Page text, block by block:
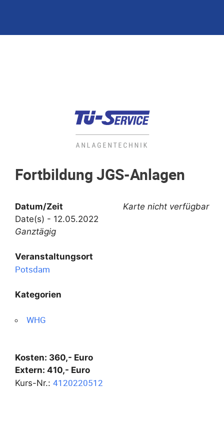
Fortbildung JGS-Anlagen
Karte nicht verfügbar
Datum/Zeit
Date(s) - 12.05.2022
Ganztägig
Veranstaltungsort
Potsdam
Kategorien
WHG
Kosten: 360,- Euro
Extern: 410,- Euro
Kurs-Nr.: 4120220512